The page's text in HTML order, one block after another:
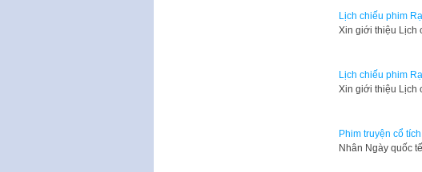
Lịch chiếu phim
Xin giới thiệu Lịch
Lịch chiếu phim
Xin giới thiệu Lịch
Phim truyện cổ
Nhân Ngày quốc